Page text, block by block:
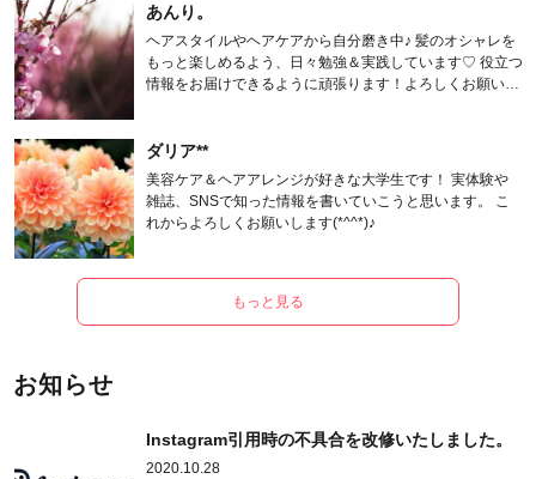
あんり。
ヘアスタイルやヘアケアから自分磨き中♪ 髪のオシャレを
もっと楽しめるよう、日々勉強＆実践しています♡ 役立つ
情報をお届けできるように頑張ります！よろしくお願いし
ダリア**
美容ケア＆ヘアアレンジが好きな大学生です！ 実体験や
雑誌、SNSで知った情報を書いていこうと思います。 こ
れからよろしくお願いします(*^^*)♪
もっと見る
お知らせ
Instagram引用時の不具合を改修いたしました。
2020.10.28